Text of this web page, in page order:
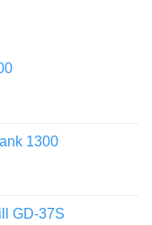
1300
GD-37S